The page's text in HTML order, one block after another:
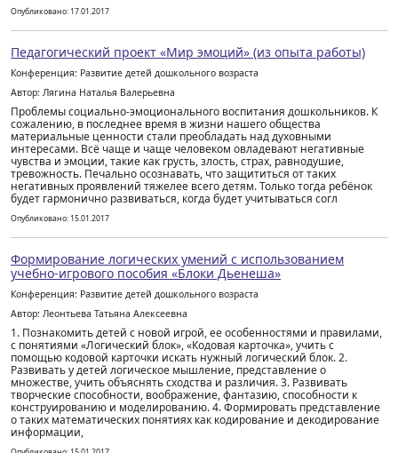
Опубликовано: 17.01.2017
Педагогический проект «Мир эмоций» (из опыта работы)
Конференция: Развитие детей дошкольного возраста
Автор: Лягина Наталья Валерьевна
Проблемы социально-эмоционального воспитания дошкольников. К
сожалению, в последнее время в жизни нашего общества
материальные ценности стали преобладать над духовными
интересами. Всё чаще и чаще человеком овладевают негативные
чувства и эмоции, такие как грусть, злость, страх, равнодушие,
тревожность. Печально осознавать, что защититься от таких
негативных проявлений тяжелее всего детям. Только тогда ребёнок
будет гармонично развиваться, когда будет учитываться согл
Опубликовано: 15.01.2017
Формирование логических умений с использованием
учебно-игрового пособия «Блоки Дьенеша»
Конференция: Развитие детей дошкольного возраста
Автор: Леонтьева Татьяна Алексеевна
1. Познакомить детей с новой игрой, ее особенностями и правилами,
с понятиями «Логический блок», «Кодовая карточка», учить с
помощью кодовой карточки искать нужный логический блок. 2.
Развивать у детей логическое мышление, представление о
множестве, учить объяснять сходства и различия. 3. Развивать
творческие способности, воображение, фантазию, способности к
конструированию и моделированию. 4. Формировать представление
о таких математических понятиях как кодирование и декодирование
информации,